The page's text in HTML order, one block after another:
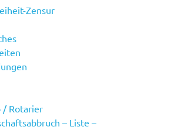
Zensur
/ Rotarier
– Liste –